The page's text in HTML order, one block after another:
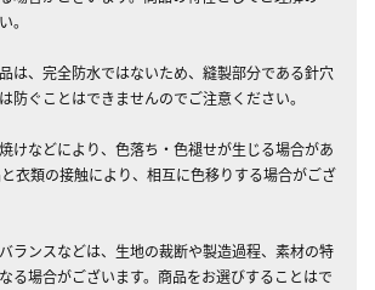
。
は、完全防水ではないため、縫製部分である針穴
防ぐことはできませんのでご注意ください。
けなどにより、色落ち・色褪せが生じる場合があ
衣類の接触により、相互に色移りする場合がござ
ランスなどは、生地の裁断や製造過程、素材の特
る場合がございます。商品をお選びすることはで